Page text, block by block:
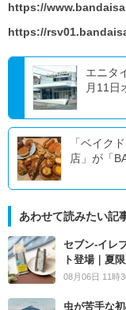
https://
https://
エニタ
月11日
「ベイク
店」が「
あわせて読みたい記
セブン‐イレ
ト登場｜夏
08月06日 11時
虫が苦手な